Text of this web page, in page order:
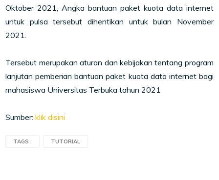
Oktober 2021, Angka bantuan paket kuota data internet
untuk pulsa tersebut dihentikan untuk bulan November
2021.
Tersebut merupakan aturan dan kebijakan tentang program
lanjutan pemberian bantuan paket kuota data internet bagi
mahasiswa Universitas Terbuka tahun 2021
Sumber:klik disini
TAGS : TUTORIAL